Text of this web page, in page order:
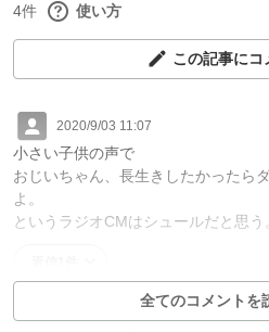
4件 使い方
この記事にコ
2020/9/03 11:07
小さい子供の声で
おじいちゃん、長生きしたかったら
よ。
というラジオCMはシュールだと思う
全てのコメントを